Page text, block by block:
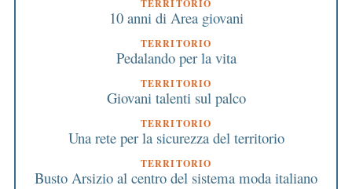
TERRITORIO
10 anni di Area giovani
TERRITORIO
Pedalando per la vita
TERRITORIO
Giovani talenti sul palco
TERRITORIO
Una rete per la sicurezza del territorio
TERRITORIO
Busto Arsizio al centro del sistema moda italiano